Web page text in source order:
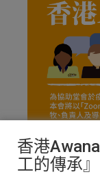
香港
工的傳承』